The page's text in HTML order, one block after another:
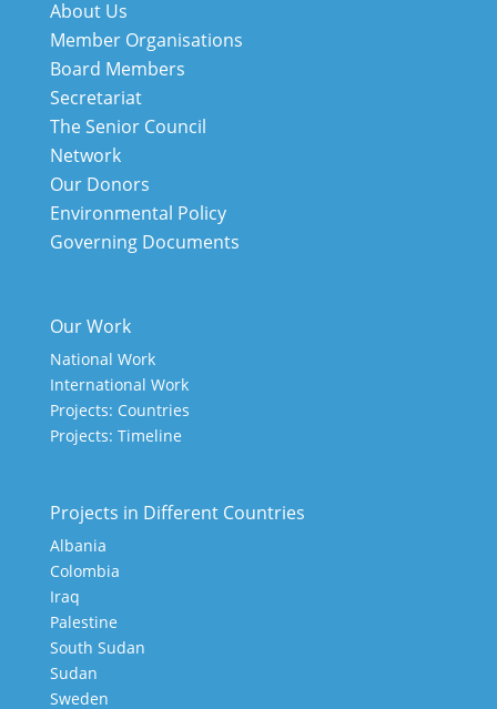
About Us
Member Organisations
Board Members
Secretariat
The Senior Council
Network
Our Donors
Environmental Policy
Governing Documents
Our Work
National Work
International Work
Projects: Countries
Projects: Timeline
Projects in Different Countries
Albania
Colombia
Iraq
Palestine
South Sudan
Sudan
Sweden